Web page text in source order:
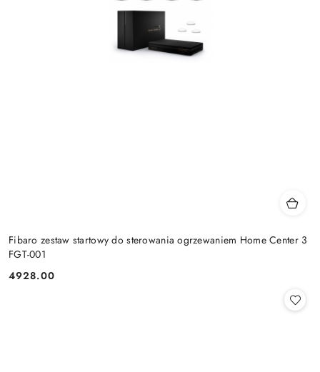
Fibaro zestaw startowy do sterowania ogrzewaniem Home Center 3
FGT-001
Cena:
4928.00